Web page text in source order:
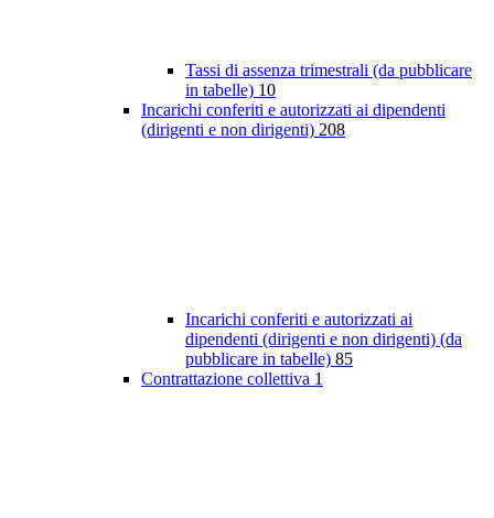
Tassi di assenza trimestrali (da pubblicare
in tabelle) 10
Incarichi conferiti e autorizzati ai dipendenti
(dirigenti e non dirigenti) 208
Incarichi conferiti e autorizzati ai
dipendenti (dirigenti e non dirigenti) (da
pubblicare in tabelle) 85
Contrattazione collettiva 1